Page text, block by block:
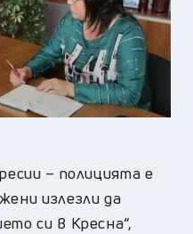
– полицията е
излезли да
си в Кресна“,